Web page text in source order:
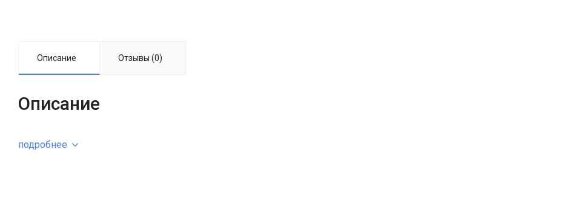
Описание Отзывы (0)
Описание
подробнее